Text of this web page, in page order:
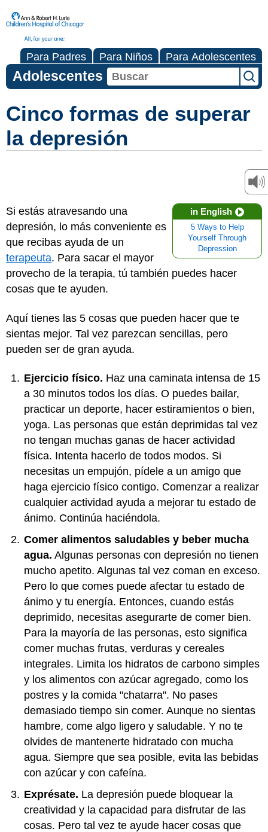
Para Padres Para Niños Para Adolescentes
Adolescentes
Cinco formas de superar
la depresión
in English
5 Ways to Help
Yourself Through
Depression
Si estás atravesando una
depresión, lo más conveniente es
que recibas ayuda de un
terapeuta. Para sacar el mayor
provecho de la terapia, tú también puedes hacer
cosas que te ayuden.
Aquí tienes las 5 cosas que pueden hacer que te
sientas mejor. Tal vez parezcan sencillas, pero
pueden ser de gran ayuda.
Ejercicio físico. Haz una caminata intensa de 15
a 30 minutos todos los días. O puedes bailar,
practicar un deporte, hacer estiramientos o bien,
yoga. Las personas que están deprimidas tal vez
no tengan muchas ganas de hacer actividad
física. Intenta hacerlo de todos modos. Si
necesitas un empujón, pídele a un amigo que
haga ejercicio físico contigo. Comenzar a realizar
cualquier actividad ayuda a mejorar tu estado de
ánimo. Continúa haciéndola.
Comer alimentos saludables y beber mucha
agua. Algunas personas con depresión no tienen
mucho apetito. Algunas tal vez coman en exceso.
Pero lo que comes puede afectar tu estado de
ánimo y tu energía. Entonces, cuando estás
deprimido, necesitas asegurarte de comer bien.
Para la mayoría de las personas, esto significa
comer muchas frutas, verduras y cereales
integrales. Limita los hidratos de carbono simples
y los alimentos con azúcar agregado, como los
postres y la comida "chatarra". No pases
demasiado tiempo sin comer. Aunque no sientas
hambre, come algo ligero y saludable. Y no te
olvides de mantenerte hidratado con mucha
agua. Siempre que sea posible, evita las bebidas
con azúcar y con cafeína.
Exprésate. La depresión puede bloquear la
creatividad y la capacidad para disfrutar de las
cosas. Pero tal vez te ayude hacer cosas que